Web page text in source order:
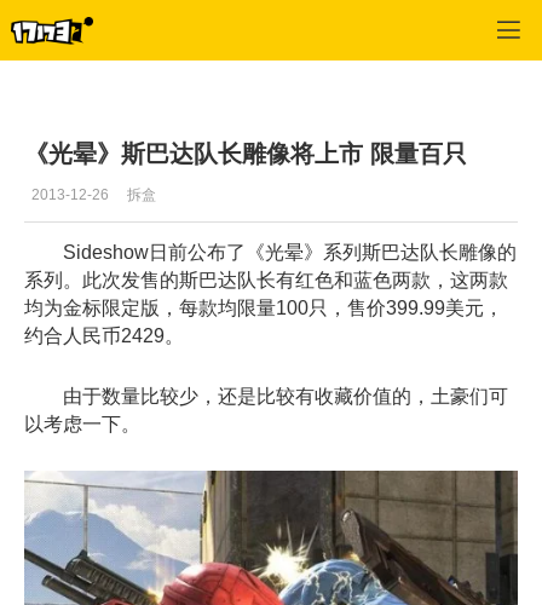
《光晕》斯巴达队长雕像将上市 限量百只
2013-12-26 拆盒
Sideshow日前公布了《光晕》系列斯巴达队长雕像的
系列。此次发售的斯巴达队长有红色和蓝色两款，这两款
均为金标限定版，每款均限量100只，售价399.99美元，
约合人民币2429。
由于数量比较少，还是比较有收藏价值的，土豪们可
以考虑一下。